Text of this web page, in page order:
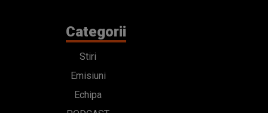
Categorii
Stiri
Emisiuni
Echipa